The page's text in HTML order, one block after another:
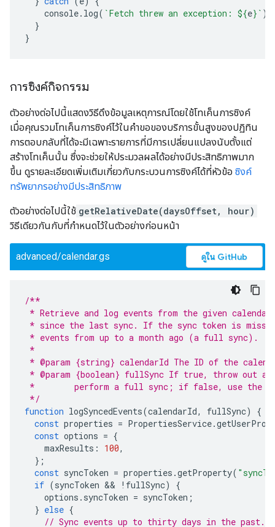
console. log( `Fetch threw an exception: ${e} ` );
}
}
การซิงค์กิจกรรม
ตัวอย่างต่อไปนี้แสดงวิธีดึงข้อมูลเหตุการณ์โดยใช้โทเค็นการซิงค์
เมื่อคุณรวมโทเค็นการซิงค์ไว้ในคำขอของบริการขั้นสูงของปฏิทิน
การตอบกลับที่ได้จะมีเฉพาะรายการที่มีการเปลี่ยนแปลงนับตั้งแต่
สร้างโทเค็นนั้น ซึ่งจะช่วยให้ประมวลผลได้อย่างมีประสิทธิภาพมาก
ขึ้น ดูรายละเอียดเพิ่มเติมเกี่ยวกับกระบวนการซิงค์ได้ที่หัวข้อ ซิงค์
ทรัพยากรอย่างมีประสิทธิภาพ
ตัวอย่างต่อไปนี้ใช้ getRelativeDate(daysOffset, hour)
วิธีเดียวกันกับที่กำหนดไว้ในตัวอย่างก่อนหน้า
advanced/calendar.gs ดูใน GitHub
/**
* Retrieve and log events from the given calendar
* since the last sync. If the sync token is
* events from up to a month ago (a full sync).
*
* @param {string} calendarId The ID of the
* @param {boolean} fullSync If true, throw out
*        perform a full sync; if false, use the
*/
function logSyncedEvents(calendarId, fullSync)
{
const properties = PropertiesService.
const options = {
maxResults : 100,
};
const syncToken = properties .getProperty(
if (syncToken && ! fullSync)
{
options . syncToken = syncToken ;
} else {
// Sync events up to thirty days in the past.